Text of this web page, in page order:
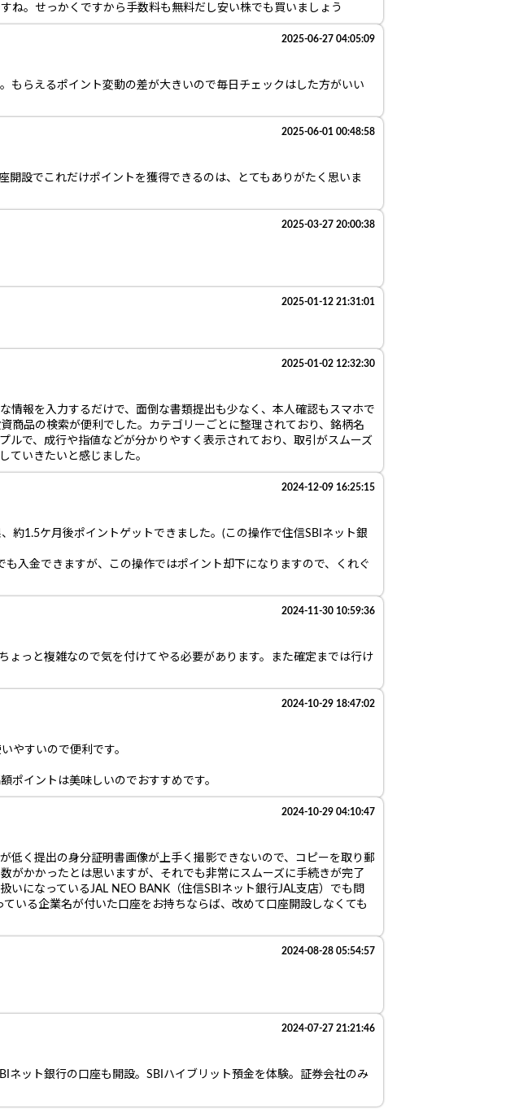
ね。せっかくですから手数料も無料だし安い株でも買いましょう
2025-06-27 04:05:09
もらえるポイント変動の差が大きいので毎日チェックはした方がいい
2025-06-01 00:48:58
設でこれだけポイントを獲得できるのは、とてもありがたく思いま
2025-03-27 20:00:38
2025-01-12 21:31:01
2025-01-02 12:32:30
情報を入力するだけで、面倒な書類提出も少なく、本人確認もスマホで
商品の検索が便利でした。カテゴリーごとに整理されており、銘柄名
で、成行や指値などが分かりやすく表示されており、取引がスムーズ
ていきたいと感じました。
2024-12-09 16:25:15
約1.5ケ月後ポイントゲットできました。(この操作で住信SBIネット銀
入金できますが、この操作ではポイント却下になりますので、くれぐ
2024-11-30 10:59:36
っと複雑なので気を付けてやる必要があります。また確定までは行け
2024-10-29 18:47:02
やすいので便利です。
ポイントは美味しいのでおすすめです。
2024-10-29 04:10:47
低く提出の身分証明書画像が上手く撮影できないので、コピーを取り郵
がかかったとは思いますが、それでも非常にスムーズに手続きが完了
になっているJAL NEO BANK（住信SBIネット銀行JAL支店）でも問
いる企業名が付いた口座をお持ちならば、改めて口座開設しなくても
2024-08-28 05:54:57
2024-07-27 21:21:46
ネット銀行の口座も開設。SBIハイブリット預金を体験。証券会社のみ